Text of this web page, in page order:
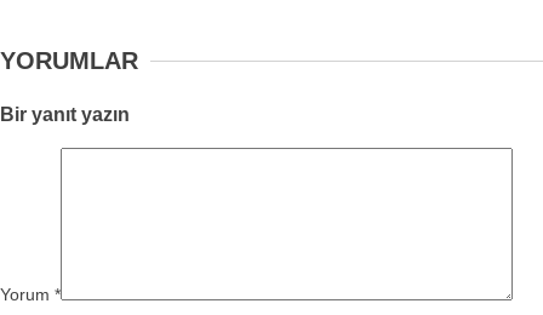
YORUMLAR
Bir yanıt yazın
Yorum *